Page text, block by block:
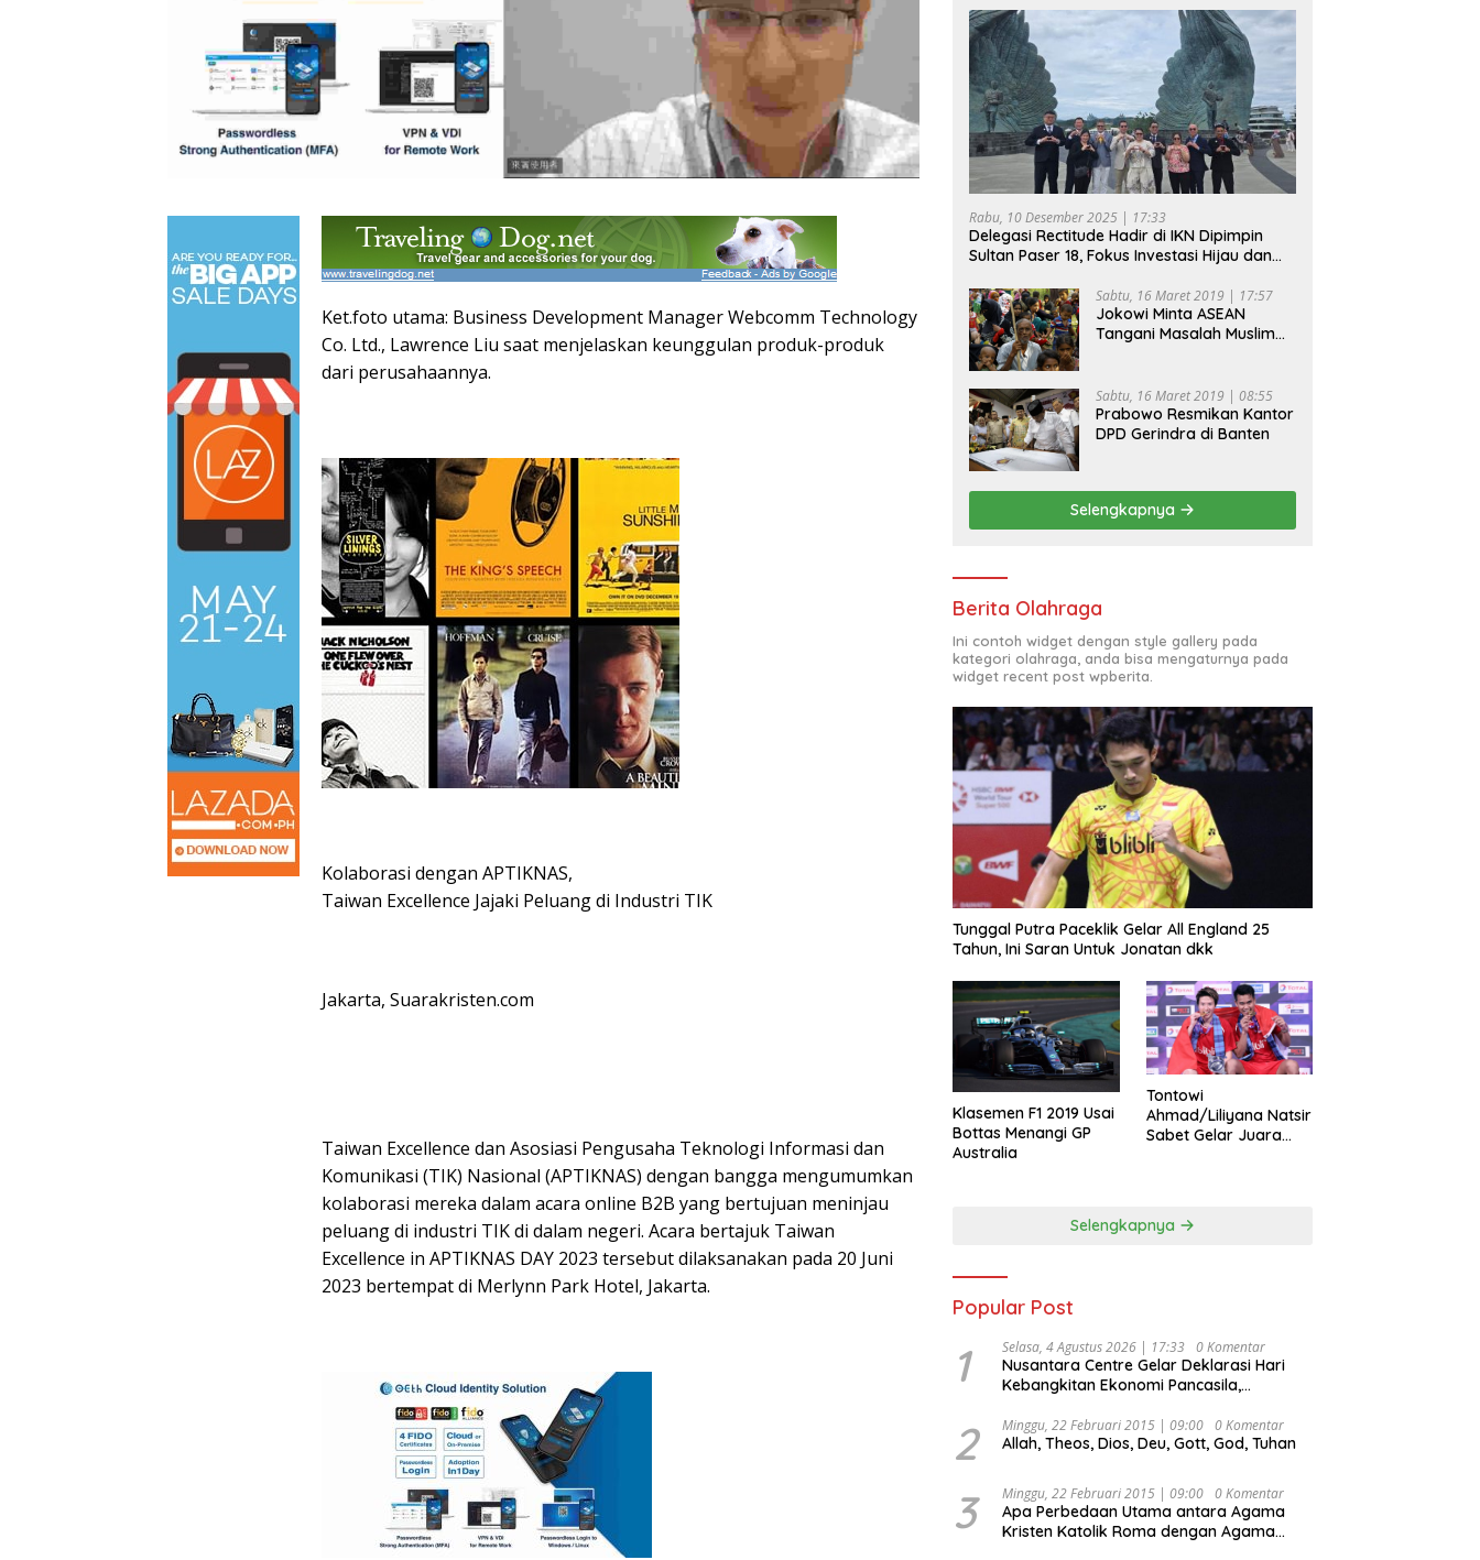
Ket.foto utama: Business Development Manager Webcomm Technology
Co. Ltd., Lawrence Liu saat menjelaskan keunggulan produk-produk
dari perusahaannya.
Kolaborasi dengan APTIKNAS,
Taiwan Excellence Jajaki Peluang di Industri TIK
Jakarta, Suarakristen.com
Taiwan Excellence dan Asosiasi Pengusaha Teknologi Informasi dan
Komunikasi (TIK) Nasional (APTIKNAS) dengan bangga mengumumkan
kolaborasi mereka dalam acara online B2B yang bertujuan meninjau
peluang di industri TIK di dalam negeri. Acara bertajuk Taiwan
Excellence in APTIKNAS DAY 2023 tersebut dilaksanakan pada 20 Juni
2023 bertempat di Merlynn Park Hotel, Jakarta.
Rabu, 10 Desember 2025 | 17:33
Delegasi Rectitude Hadir di IKN Dipimpin
Sultan Paser 18, Fokus Investasi Hijau dan
Sabtu, 16 Maret 2019 | 17:57
Jokowi Minta ASEAN
Tangani Masalah Muslim
Sabtu, 16 Maret 2019 | 08:55
Prabowo Resmikan Kantor
DPD Gerindra di Banten
Selengkapnya
Berita Olahraga
Ini contoh widget dengan style gallery pada
kategori olahraga, anda bisa mengaturnya pada
widget recent post wpberita.
Tunggal Putra Paceklik Gelar All England 25
Tahun, Ini Saran Untuk Jonatan dkk
Klasemen F1 2019 Usai
Bottas Menangi GP
Australia
Tontowi
Ahmad/Liliyana Natsir
Sabet Gelar Juara
Selengkapnya
Popular Post
1 Selasa, 4 Agustus 2026 | 17:33 0 Komentar
Nusantara Centre Gelar Deklarasi Hari
Kebangkitan Ekonomi Pancasila,
Djojohadikusumo Anti Penjajahan
(Pergolakan Ekonomi Politik Indonesia) &
Undang Perekonomian Nasional dan
Kesejahteraan Sosial dalam Menata
Bangsa Menuju Indonesia Emas 2045”,
2 Minggu, 22 Februari 2015 | 09:00 0 Komentar
Allah, Theos, Dios, Deu, Gott, God, Tuhan
3 Minggu, 22 Februari 2015 | 09:00 0 Komentar
Apa Perbedaan Utama antara Agama
Kristen Katolik Roma dengan Agama